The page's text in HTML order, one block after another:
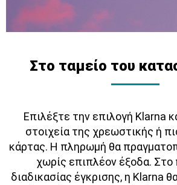
Στο ταμείο του
Επιλέξτε την επιλογή Klarna
στοιχεία της χρεωστικής ή
κάρτας. Η πληρωμή θα
χωρίς επιπλέον έξοδα. Στο
διαδικασίας έγκρισης, η Klarna